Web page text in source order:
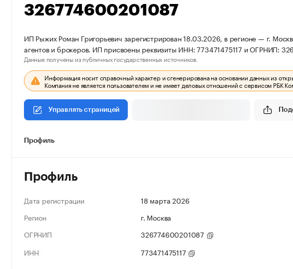
326774600201087
ИП Рыжих Роман Григорьевич зарегистрирован 18.03.2026, в регионе — г.
агентов и брокеров. ИП присвоены реквизиты ИНН: 773471475117 и ОГРНИП:
Данные получены из публичных государственных источников.
Информация носит справочный характер и сгенерирована на основании данных из
Компания не является пользователем и не имеет деловых отношений с сервисом РБК
Управлять страницей
Профиль
Профиль
Дата регистрации
18 марта 2026
Регион
г. Москва
ОГРНИП
326774600201087
ИНН
773471475117